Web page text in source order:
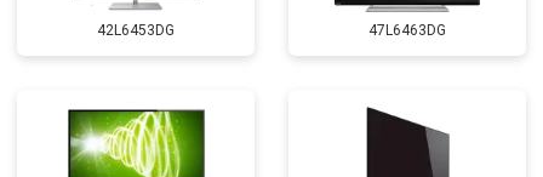
42L6453DG 47L6463DG